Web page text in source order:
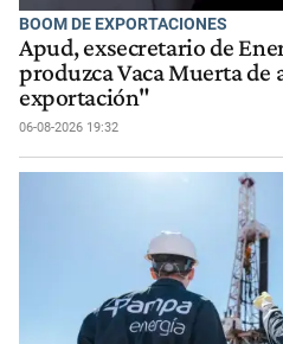
BOOM DE EXPORTACIONES
Apud, exsecretario de
produzca Vaca Muerta de
exportación"
06-08-2026 19:32